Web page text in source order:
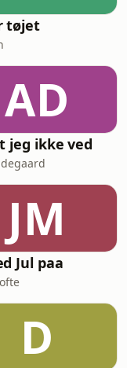
tøjet
AD
jeg ikke ved
JM
Jul paa
D